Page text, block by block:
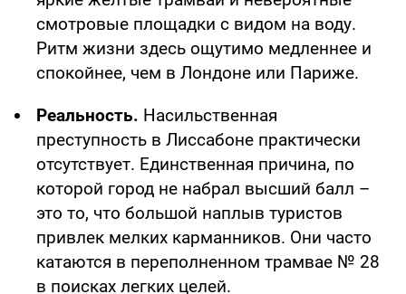
смотровые площадки с видом на воду.
Ритм жизни здесь ощутимо медленнее и
спокойнее, чем в Лондоне или Париже.
Реальность. Насильственная
преступность в Лиссабоне практически
отсутствует. Единственная причина, по
которой город не набрал высший балл –
это то, что большой наплыв туристов
привлек мелких карманников. Они часто
катаются в переполненном трамвае № 28
в поисках легких целей.